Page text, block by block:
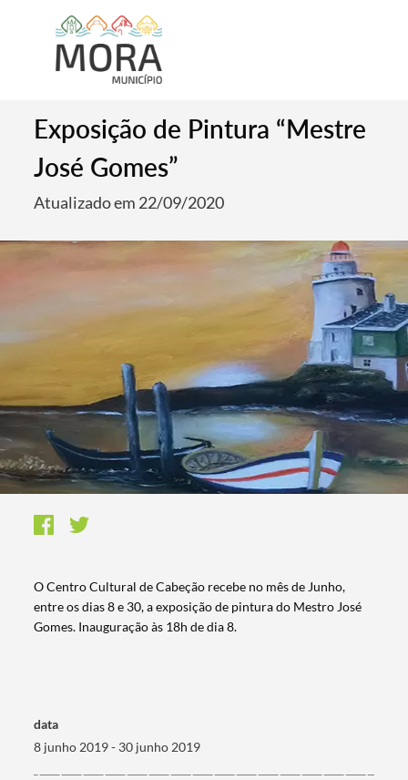
Exposição de Pintura “Mestre
José Gomes”
Atualizado em 22/09/2020
​O Centro Cultural de Cabeção recebe no mês de Junho,
entre os dias 8 e 30, a exposição de pintura do Mestro José
Gomes. Inauguração às 18h de dia 8.
data
8 junho 2019 - 30 junho 2019